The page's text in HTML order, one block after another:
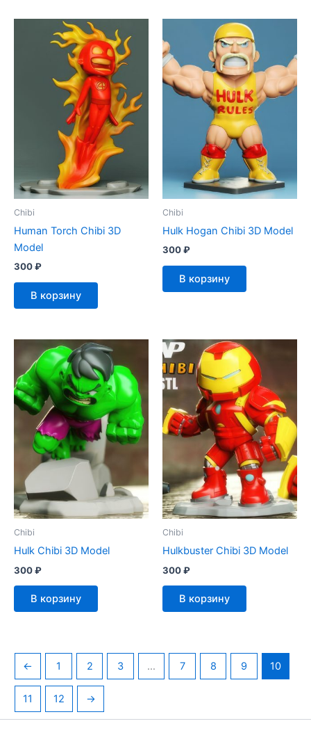
Chibi
Human Torch Chibi 3D
Model
300₽
В корзину
Chibi
Hulk Hogan Chibi 3D Model
300₽
В корзину
Chibi
Hulk Chibi 3D Model
300₽
В корзину
Chibi
Hulkbuster Chibi 3D Model
300₽
В корзину
← 1 2 3 … 7 8 9 10
11 12 →